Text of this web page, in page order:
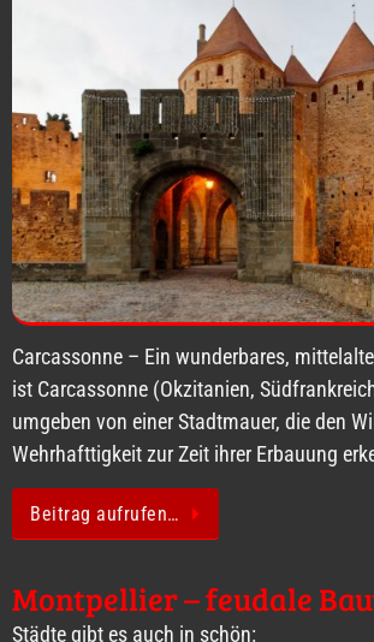
Carcassonne – Ein wunderbares,
ist Carcassonne (Okzitanien,
umgeben von einer Stadtmauer, die den
Wehrhafttigkeit zur Zeit ihrer Erbauung
Beitrag aufrufen…
Montpellier – feudale
Städte gibt es auch in schön: